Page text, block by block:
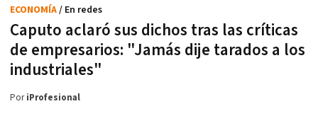
Caputo aclaró sus dichos tras las críticas
de empresarios: "Jamás dije tarados a los
industriales"
ECONOMÍA/ En redes
PoriProfesional